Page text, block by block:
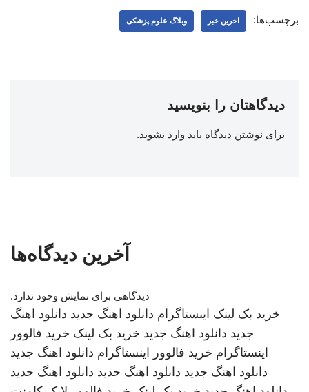
برچسب‌ها: اخرین خبر وبلاگ علوم پزشکی
دیدگاهتان را بنویسید
برای نوشتن دیدگاه باید وارد بشوید.
آخرین دیدگاه‌ها
دیدگاهی برای نمایش وجود ندارد.
خرید بک لینک اینستاگرام دانلود اهنگ جدید دانلود اهنگ
جدید دانلود اهنگ جدید خرید بک لینک خرید فالوور
اینستاگرام خرید فالوور اینستاگرام دانلود اهنگ جدید
دانلود اهنگ جدید دانلود اهنگ جدید دانلود اهنگ جدید